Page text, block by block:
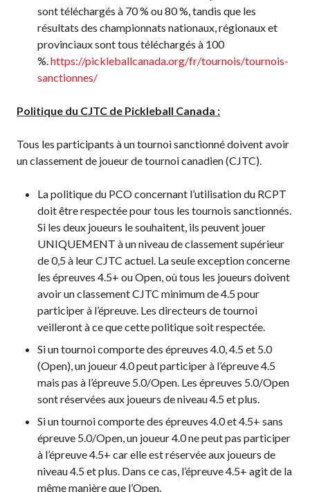
Avantages pour les
membres
Renouvèlement
fréquentes
concernant l’adhésion
membres
Programme
d’assurance de
Pickleball Canada
Questions
fréquentes
concernant
Qui est assuré ?
Qu’est-ce qui est
Résumé de la
couverture
Ressources en
matière d’assurance
sont téléchargés à 70 % ou 80 %, tandis que les
résultats des championnats nationaux, régionaux et
provinciaux sont tous téléchargés à 100
%.https://pickleballcanada.org/fr/tournois/tournois-
sanctionnes/
Politique du CJTC de Pickleball Canada :
Tous les participants à un tournoi sanctionné doivent avoir
un classement de joueur de tournoi canadien (CJTC).
La politique du PCO concernant l’utilisation du RCPT
doit être respectée pour tous les tournois sanctionnés.
Si les deux joueurs le souhaitent, ils peuvent jouer
UNIQUEMENT à un niveau de classement supérieur
de 0,5 à leur CJTC actuel. La seule exception concerne
les épreuves 4.5+ ou Open, où tous les joueurs doivent
avoir un classement CJTC minimum de 4.5 pour
participer à l’épreuve. Les directeurs de tournoi
veilleront à ce que cette politique soit respectée.
Si un tournoi comporte des épreuves 4.0, 4.5 et 5.0
(Open), un joueur 4.0 peut participer à l’épreuve 4.5
mais pas à l’épreuve 5.0/Open. Les épreuves 5.0/Open
sont réservées aux joueurs de niveau 4.5 et plus.
Si un tournoi comporte des épreuves 4.0 et 4.5+ sans
épreuve 5.0/Open, un joueur 4.0 ne peut pas participer
à l’épreuve 4.5+ car elle est réservée aux joueurs de
niveau 4.5 et plus. Dans ce cas, l’épreuve 4.5+ agit de la
même manière que l’Open.